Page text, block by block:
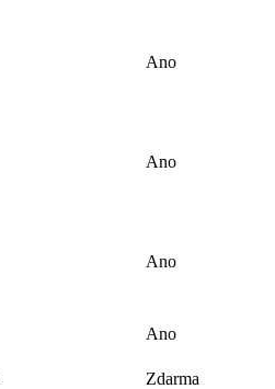
Ano
Ano
Ano
Ano
Zdarma